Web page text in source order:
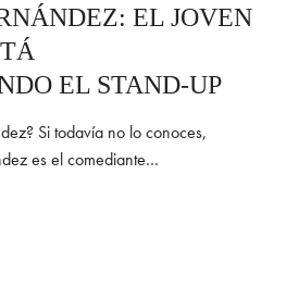
EL JOVEN
EL STAND-UP
Si todavía no lo conoces,
es el comediante…